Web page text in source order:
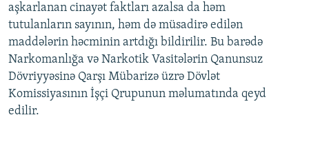
aşkarlanan cinayət faktları azalsa da həm
tutulanların sayının, həm də müsadirə edilən
maddələrin həcminin artdığı bildirilir. Bu barədə
Narkomanlığa və Narkotik Vasitələrin Qanunsuz
Dövriyyəsinə Qarşı Mübarizə üzrə Dövlət
Komissiyasının İşçi Qrupunun məlumatında qeyd
edilir.